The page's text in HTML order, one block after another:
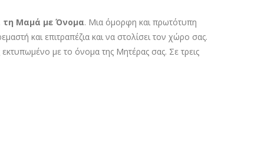
τη Μαμά με Όνομα. Μια όμορφη και πρωτότυπη
και επιτραπέζια και να στολίσει τον χώρο σας.
με το όνομα της Μητέρας σας. Σε τρεις